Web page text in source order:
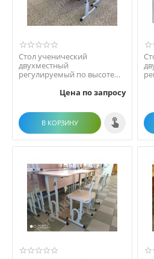
Стол ученический
двухместный
регулируемый по высоте
Цена по запросу
В КОРЗИНУ